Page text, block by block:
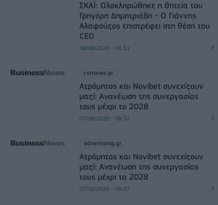
ΣΚΑΪ: Ολοκληρώθηκε η θητεία του
Γρηγόρη Δημητριάδη - Ο Γιάννης
Αλαφούζος επιστρέφει στη θέση του
CEO
08/08/2026 - 06:51
csrnews.gr
Ατρόμητος και Novibet συνεχίζουν
μαζί: Ανανέωση της συνεργασίας
τους μέχρι το 2028
07/08/2026 - 08:52
advertising.gr
Ατρόμητος και Novibet συνεχίζουν
μαζί: Ανανέωση της συνεργασίας
τους μέχρι το 2028
07/08/2026 - 08:47